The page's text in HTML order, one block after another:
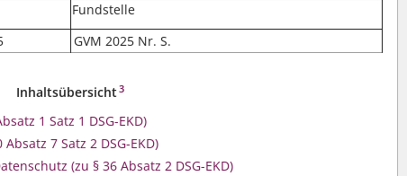
Fundstelle
GVM 2025 Nr. S.
Inhaltsübersicht 3
1 Satz 1 DSG-EKD)
Absatz 7 Satz 2 DSG-EKD)
(zu § 36 Absatz 2 DSG-EKD)